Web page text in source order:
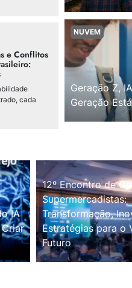
e Conflitos
cada
NUVEM
Geração Z,
Geração
IA
12º Encontro de
Supermercadistas:
Transformação,
Estratégias para o
Futuro